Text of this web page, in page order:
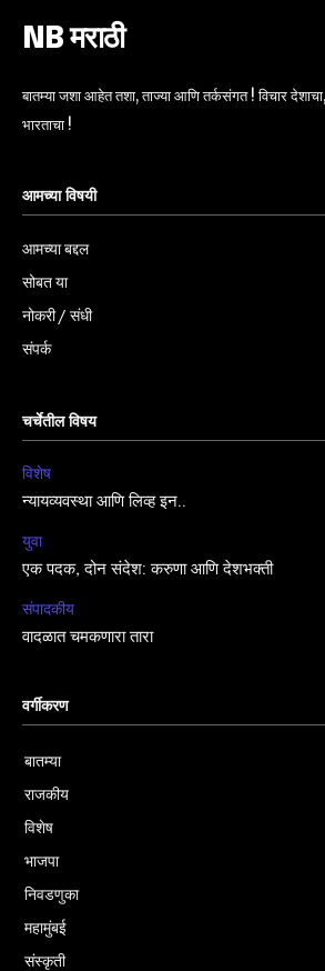
NB मराठी
बातम्या जशा आहेत तशा, ताज्या आणि तर्कसंगत ! विचार
भारताचा !
आमच्या विषयी
आमच्या बद्दल
सोबत या
नोकरी / संधी
संपर्क
चर्चेतील विषय
विशेष
न्यायव्यवस्था आणि लिव्ह इन..
युवा
एक पदक, दोन संदेश: करुणा आणि देशभक्ती
संपादकीय
वादळात चमकणारा तारा
वर्गीकरण
बातम्या
राजकीय
विशेष
भाजपा
निवडणुका
महामुंबई
संस्कृती